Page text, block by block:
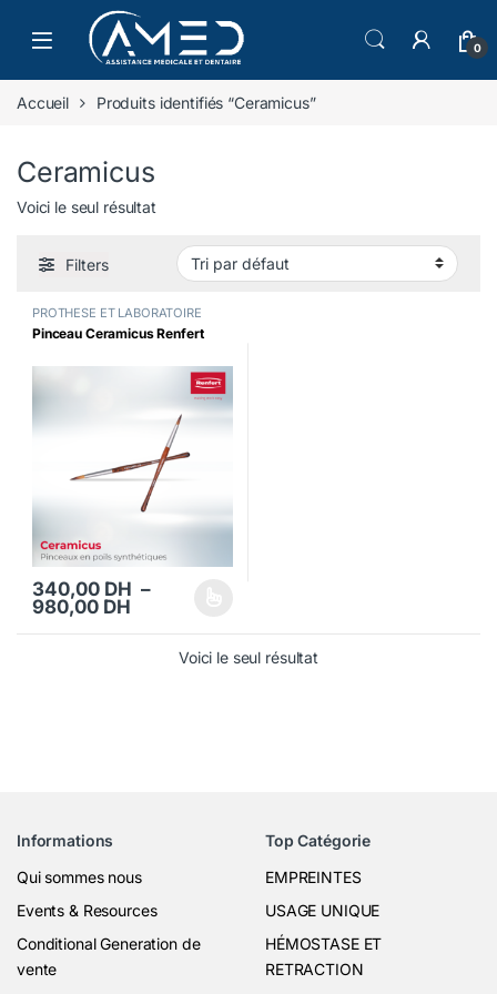
Skip to navigation
Skip to content
0
Accueil Produits identifiés “Ceramicus”
Ceramicus
Voici le seul résultat
Filters
PROTHESE ET LABORATOIRE
Pinceau Ceramicus Renfert
340,00 DH –
980,00 DHPlage de prix : 340,00 DH à 980,00 DH
Ce produit a plusieurs variations. Les options peuvent être
Voici le seul résultat
Informations
Qui sommes nous
Events & Resources
Conditional Generation de
vente
Top Catégorie
EMPREINTES
USAGE UNIQUE
HÉMOSTASE ET
RETRACTION